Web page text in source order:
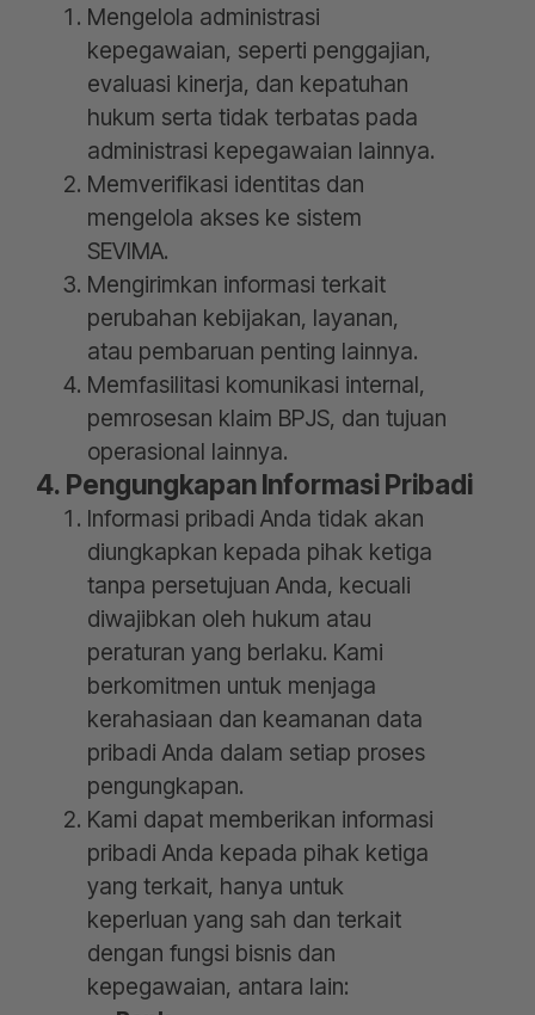
Mengelola administrasi
kepegawaian, seperti penggajian,
evaluasi kinerja, dan kepatuhan
hukum serta tidak terbatas pada
administrasi kepegawaian lainnya.
Memverifikasi identitas dan
mengelola akses ke sistem
SEVIMA.
Mengirimkan informasi terkait
perubahan kebijakan, layanan,
atau pembaruan penting lainnya.
Memfasilitasi komunikasi internal,
pemrosesan klaim BPJS, dan tujuan
operasional lainnya.
4. Pengungkapan Informasi Pribadi
Informasi pribadi Anda tidak akan
diungkapkan kepada pihak ketiga
tanpa persetujuan Anda, kecuali
diwajibkan oleh hukum atau
peraturan yang berlaku. Kami
berkomitmen untuk menjaga
kerahasiaan dan keamanan data
pribadi Anda dalam setiap proses
pengungkapan.
Kami dapat memberikan informasi
pribadi Anda kepada pihak ketiga
yang terkait, hanya untuk
keperluan yang sah dan terkait
dengan fungsi bisnis dan
kepegawaian, antara lain: